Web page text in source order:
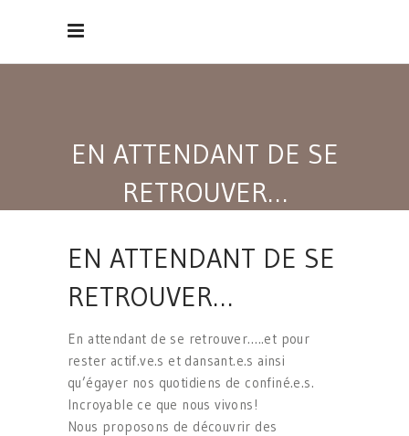
EN ATTENDANT DE SE
RETROUVER…
EN ATTENDANT DE SE
RETROUVER…
En attendant de se retrouver…..et pour
rester actif.ve.s et dansant.e.s ainsi
qu’égayer nos quotidiens de confiné.e.s.
Incroyable ce que nous vivons!
Nous proposons de découvrir des